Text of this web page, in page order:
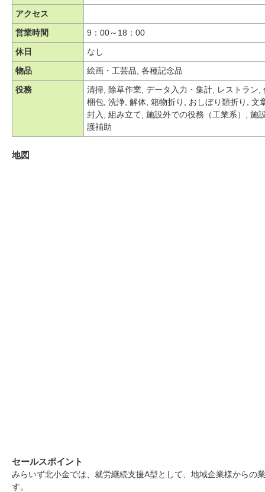
アクセス
営業時間
9：00～18：00
休日
なし
物品
絵画・工芸品, 各種記念品
役務
清掃, 除草作業, データ入力・集計, レストラン,
梱包, 洗浄, 解体, 箱物折り, おしぼり類折り, 文
封入, 組み立て, 施設外での役務（工業系）, 施
護補助
地図
セールスポイント
みらいず北小金では、就労継続支援A型として、地域企業様からの
す。